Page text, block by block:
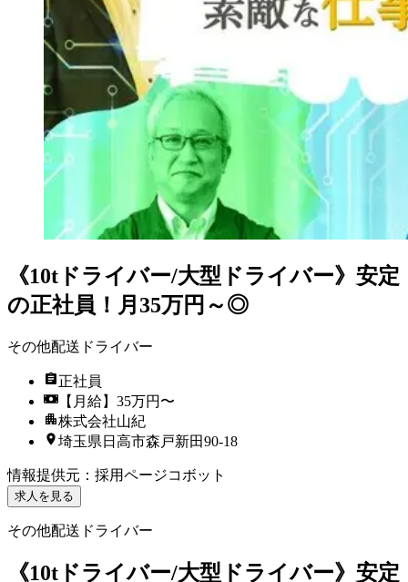
《10tドライバー/大型ドライバー》安定
の正社員！月35万円～◎
その他配送ドライバー
正社員
【月給】35万円〜
株式会社山紀
埼玉県日高市森戸新田90-18
情報提供元 ： 採用ページコボット
求人を見る
その他配送ドライバー
《10tドライバー/大型ドライバー》安定